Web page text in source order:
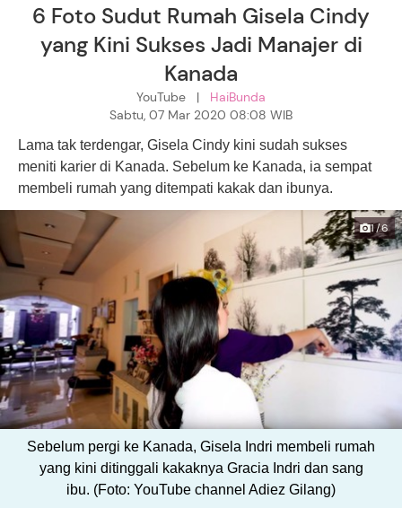
6 Foto Sudut Rumah Gisela Cindy
yang Kini Sukses Jadi Manajer di
Kanada
YouTube | HaiBunda
Sabtu, 07 Mar 2020 08:08 WIB
Lama tak terdengar, Gisela Cindy kini sudah sukses
meniti karier di Kanada. Sebelum ke Kanada, ia sempat
membeli rumah yang ditempati kakak dan ibunya.
1/6
Sebelum pergi ke Kanada, Gisela Indri membeli rumah
yang kini ditinggali kakaknya Gracia Indri dan sang
ibu. (Foto: YouTube channel Adiez Gilang)